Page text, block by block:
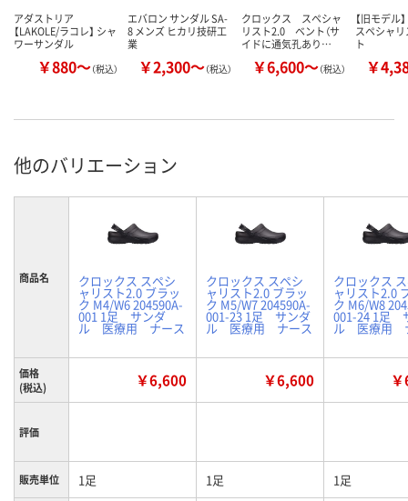
アダストリア
【LAKOLE/ラコレ】 シャ
ワーサンダル
￥880～（税込）
エバロン サンダル SA-
8 メンズ ヒカリ技研工
業
￥2,300～（税込）
クロックス スペシャ
リスト2.0 ベント（サ
イドに通気孔あり…
￥6,600～（税込）
【旧モデル
スペシャ
ト
￥
他のバリエーション
商品名 クロックス スペシ
ャリスト2.0 ブラッ
ク M4/W6 204590A-
001 1足 サンダ
ル 医療用 ナース
クロックス スペシ
ャリスト2.0 ブラッ
ク M5/W7 204590A-
001-23 1足 サンダ
ル 医療用 ナース
クロックス
ャリスト2.0
ク M6/W8
001-24 1足
ル 医療用
価格
(税込)
￥6,600 ￥6,600
評価
販売単位 1足 1足 1足